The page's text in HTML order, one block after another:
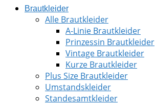
Brautkleider
Alle Brautkleider
A-Linie Brautkleider
Prinzessin Brautkleider
Vintage Brautkleider
Kurze Brautkleider
Plus Size Brautkleider
Umstandskleider
Standesamtkleider